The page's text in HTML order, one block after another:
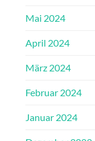
Mai 2024
April 2024
März 2024
Februar 2024
Januar 2024